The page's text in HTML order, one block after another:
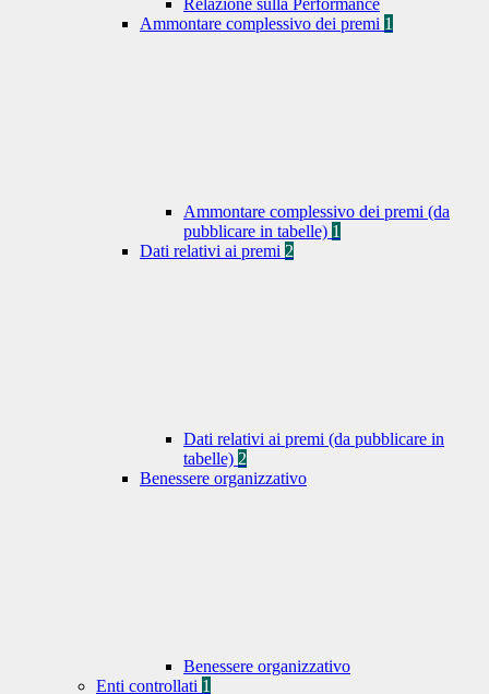
Relazione sulla Performance
Ammontare complessivo dei premi 1
Ammontare complessivo dei premi (da
pubblicare in tabelle) 1
Dati relativi ai premi 2
Dati relativi ai premi (da pubblicare in
tabelle) 2
Benessere organizzativo
Benessere organizzativo
Enti controllati 1